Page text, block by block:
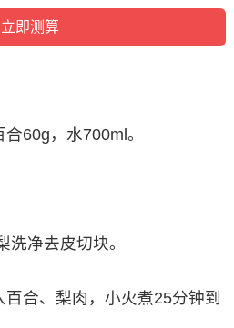
60g，水700ml。
洗净去皮切块。
合、梨肉，小火煮25分钟到